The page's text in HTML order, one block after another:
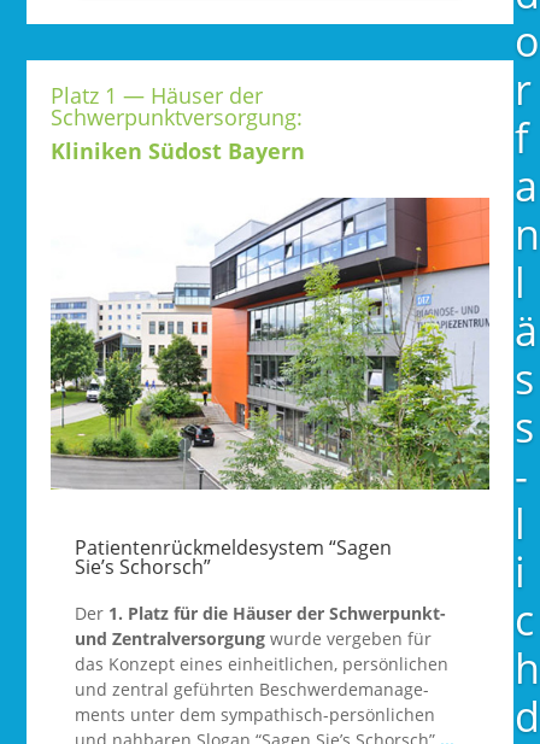
o
r
f
a
n
l
ä
s
s
­
l
i
c
h
d
Platz 1 — Häuser der
Schwerpunktversorgung:
Kliniken Südost Bayern
Patientenrückmeldesystem “Sagen
Sie’s Schorsch”
Der 1. Platz für die Häu­ser der Schwer­punkt-
und Zen­tral­ver­sor­gung wur­de ver­ge­ben für
das Kon­zept eines ein­heit­li­chen, per­sön­li­chen
und zen­tral geführ­ten Beschwer­de­ma­nage­
ments unter dem sym­pa­thisch-per­sön­li­chen